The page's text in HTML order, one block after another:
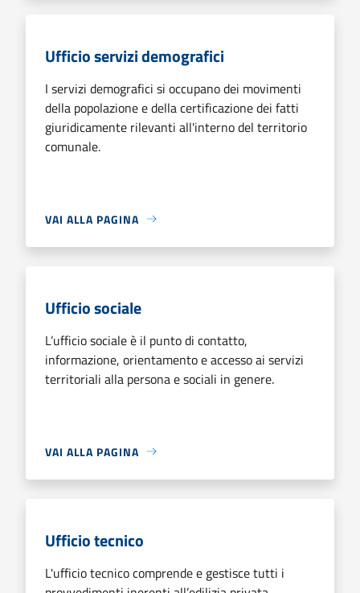
Ufficio servizi demografici
I servizi demografici si occupano dei movimenti
della popolazione e della certificazione dei fatti
giuridicamente rilevanti all'interno del territorio
comunale.
VAI ALLA PAGINA
Ufficio sociale
L’ufficio sociale è il punto di contatto,
informazione, orientamento e accesso ai servizi
territoriali alla persona e sociali in genere.
VAI ALLA PAGINA
Ufficio tecnico
L'ufficio tecnico comprende e gestisce tutti i